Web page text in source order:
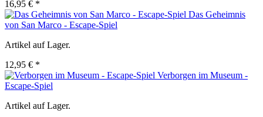
16,95 € *
Das Geheimnis
von San Marco - Escape-Spiel
Artikel auf Lager.
12,95 € *
Verborgen im Museum -
Escape-Spiel
Artikel auf Lager.